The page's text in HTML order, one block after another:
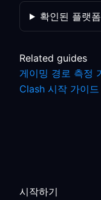
확인된 플랫
Related guides
게이밍 경로 측정
Clash 시작 가이드
시작하기